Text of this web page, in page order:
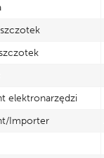
elektronarzędzi
Importer